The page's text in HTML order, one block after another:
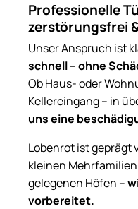
Professionelle
zerstörungsfrei
Unser Anspruch ist
schnell – ohne
Ob Haus- oder
Kellereingang – in
uns eine
Lobenrot ist geprägt
kleinen
gelegenen Höfen –
vorbereitet.